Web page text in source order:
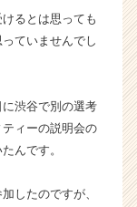
るとは思っても
ていませんでし
渋谷で別の選考
ィーの説明会の
んです。
したのですが、